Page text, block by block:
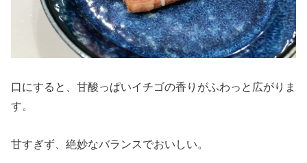
口にすると、甘酸っぱいイチゴの香りがふわっと広がりま
す。
甘すぎず、絶妙なバランスでおいしい。